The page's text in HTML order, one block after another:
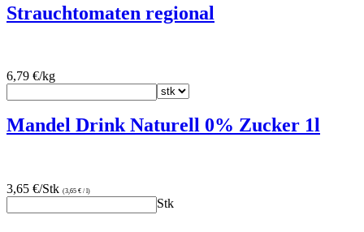
Strauchtomaten regional
6,79 €/kg
Mandel Drink Naturell 0% Zucker 1l
3,65 €/Stk (3,65 € / l)
Stk